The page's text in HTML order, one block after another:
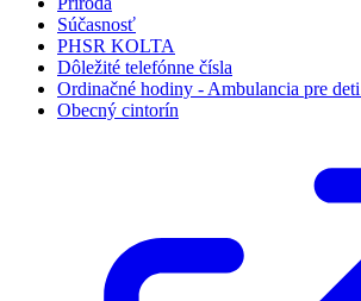
Súčasnosť
PHSR KOLTA
Dôležité telefónne čísla
Ordinačné hodiny - Ambulancia pre
Obecný cintorín